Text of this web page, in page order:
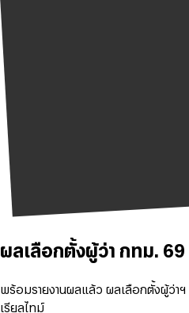
ผลเลือกตั้งผู้ว่า กทม. 69
พร้อมรายงานผลแล้ว ผลเลือกตั้งผู้ว่า
เรียลไทม์